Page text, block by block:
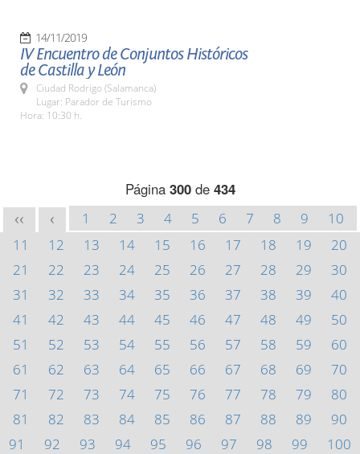
14/11/2019
IV Encuentro de Conjuntos Históricos
de Castilla y León
Ciudad Rodrigo (Salamanca)
Lugar: Parador de Turismo
Hora: 10:30 h.
Página 300de 434
<< < 1 2 3 4 5 6 7 8 9
10
11
12 13 14 15 16 17 18 19
20
21
22 23 24 25 26 27 28 29
30
31
32 33 34 35 36 37 38 39
40
41
42 43 44 45 46 47 48 49
50
51
52 53 54 55 56 57 58 59
60
61
62 63 64 65 66 67 68 69
70
71
72 73 74 75 76 77 78 79
80
81
82 83 84 85 86 87 88 89
90
91
92 93 94 95 96 97 98 99
100